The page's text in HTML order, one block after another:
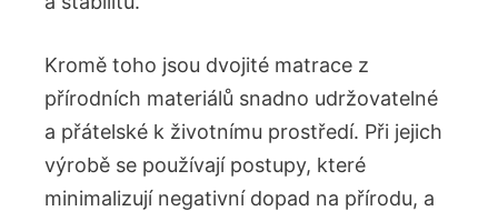
Kromě toho jsou dvojité⁢ matrace z
přírodních ⁣materiálů snadno udržovatelné
a ⁢přátelské k‌ životnímu prostředí. Při jejich
výrobě se používají postupy, které
minimalizují negativní dopad na přírodu, a⁤